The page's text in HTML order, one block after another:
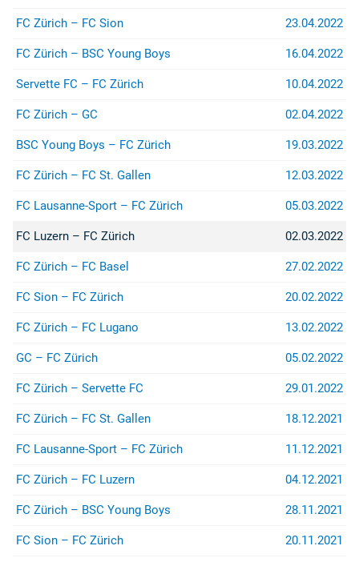
Rayonverboten) könnt ihr über
aufnehmen.
FC Zürich – FC Sion 23.04.2022
FC Zürich – BSC Young Boys 16.04.2022
Servette FC – FC Zürich 10.04.2022
FC Zürich – GC 02.04.2022
BSC Young Boys – FC Zürich 19.03.2022
FC Zürich – FC St. Gallen 12.03.2022
FC Lausanne-Sport – FC Zürich 05.03.2022
FC Luzern – FC Zürich 02.03.2022
FC Zürich – FC Basel 27.02.2022
FC Sion – FC Zürich 20.02.2022
FC Zürich – FC Lugano 13.02.2022
GC – FC Zürich 05.02.2022
FC Zürich – Servette FC 29.01.2022
FC Zürich – FC St. Gallen 18.12.2021
FC Lausanne-Sport – FC Zürich 11.12.2021
FC Zürich – FC Luzern 04.12.2021
FC Zürich – BSC Young Boys 28.11.2021
FC Sion – FC Zürich 20.11.2021